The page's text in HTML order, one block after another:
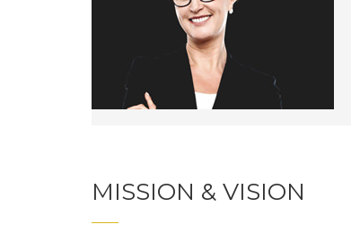
MISSION & VISION